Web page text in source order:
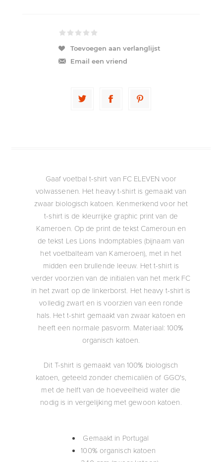
Toevoegen aan verlanglijst
Email een vriend
Gaaf voetbal t-shirt van FC ELEVEN voor
volwassenen. Het heavy t-shirt is gemaakt van
zwaar biologisch katoen. Kenmerkend voor het
t-shirt is de kleurrijke graphic print van de
Kameroen. Op de print de tekst Cameroun en
de tekst Les Lions Indomptables (bijnaam van
het voetbalteam van Kameroen), met in het
midden een brullende leeuw. Het t-shirt is
verder voorzien van de initialen van het merk FC
in het zwart op de linkerborst. Het heavy t-shirt is
volledig zwart en is voorzien van een ronde
hals. Het t-shirt gemaakt van zwaar katoen en
heeft een normale pasvorm. Materiaal: 100%
organisch katoen.
Dit T-shirt is gemaakt van 100% biologisch
katoen, geteeld zonder chemicaliën of GGO's,
met de helft van de hoeveelheid water die
nodig is in vergelijking met gewoon katoen.
Gemaakt in Portugal
100% organisch katoen